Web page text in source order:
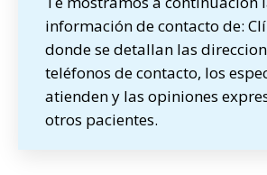
información de contacto de:
donde se detallan las
teléfonos de contacto, los
atienden y las opiniones
otros pacientes.